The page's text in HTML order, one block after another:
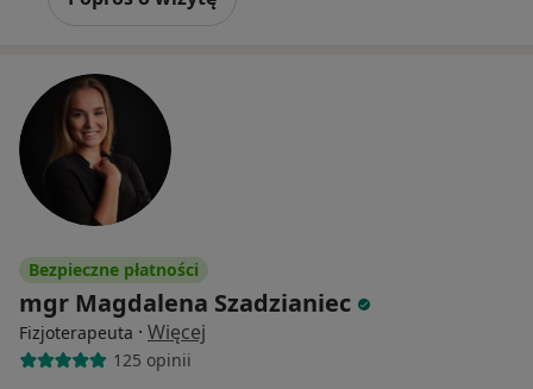
Bezpieczne płatności
mgr Magdalena Szadzianiec
Fizjoterapeuta · Więcej
125 opinii